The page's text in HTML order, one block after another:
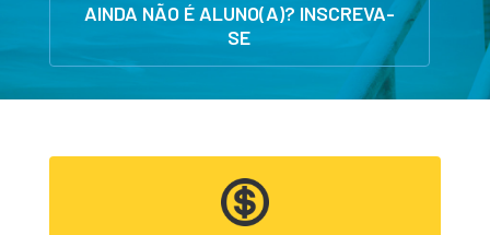
AINDA NÃO É ALUNO(A)? INSCREVA-
SE